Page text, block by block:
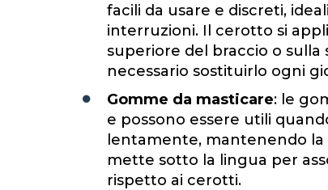
facili da usare e discreti,
interruzioni. Il cerotto si
superiore del braccio o
necessario sostituirlo ogni
Gomme da masticare: le
e possono essere utili
lentamente, mantenendo
mette sotto la lingua per
rispetto ai cerotti.